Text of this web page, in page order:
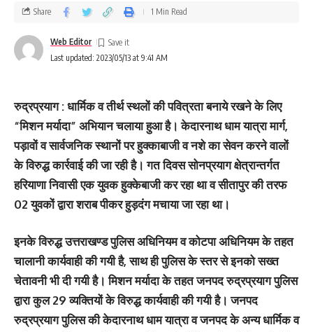
Last updated: 2023/05/13 at 9:41 AM
Web Editor
Share 1 Min Read
रुद्रप्रयाग : धार्मिक व तीर्थ स्थलों की पवित्रता बनाये रखने के लिए
“मिशन मर्यादा” अभियान चलाया हुआ है। केदारनाथ धाम यात्रा मार्ग,
पड़ावों व सार्वजनिक स्थानों पर हुक्काबाजी व नशे का सेवन करने वालों
के विरुद्ध कार्रवाई की जा रही है। गत दिवस सोनप्रयाग क्षेत्रान्तर्गत
हरियाणा निवासी एक युवक हुक्केबाजी कर रहा था व सीतापुर की तरफ
02 युवकों द्वारा शराब पीकर हुड़दंग मचाया जा रहा था।
इनके विरुद्ध उत्तराखण्ड पुलिस अधिनियम व कोटपा अधिनियम के तहत
चालानी कार्यवाही की गयी है, साथ ही पुलिस के स्तर से इनको सख्त
चेतावनी भी दी गयी है। मिशन मर्यादा के तहत जनपद रुद्रप्रयाग पुलिस
द्वारा कुल 29 व्यक्तियों के विरुद्ध कार्यवाही की गयी है। जनपद
रुद्रप्रयाग पुलिस की केदारनाथ धाम यात्रा व जनपद के अन्य धार्मिक व